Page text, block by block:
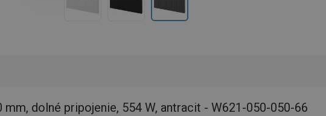
dolné pripojenie, 554 W, antracit - W621-050-050-66